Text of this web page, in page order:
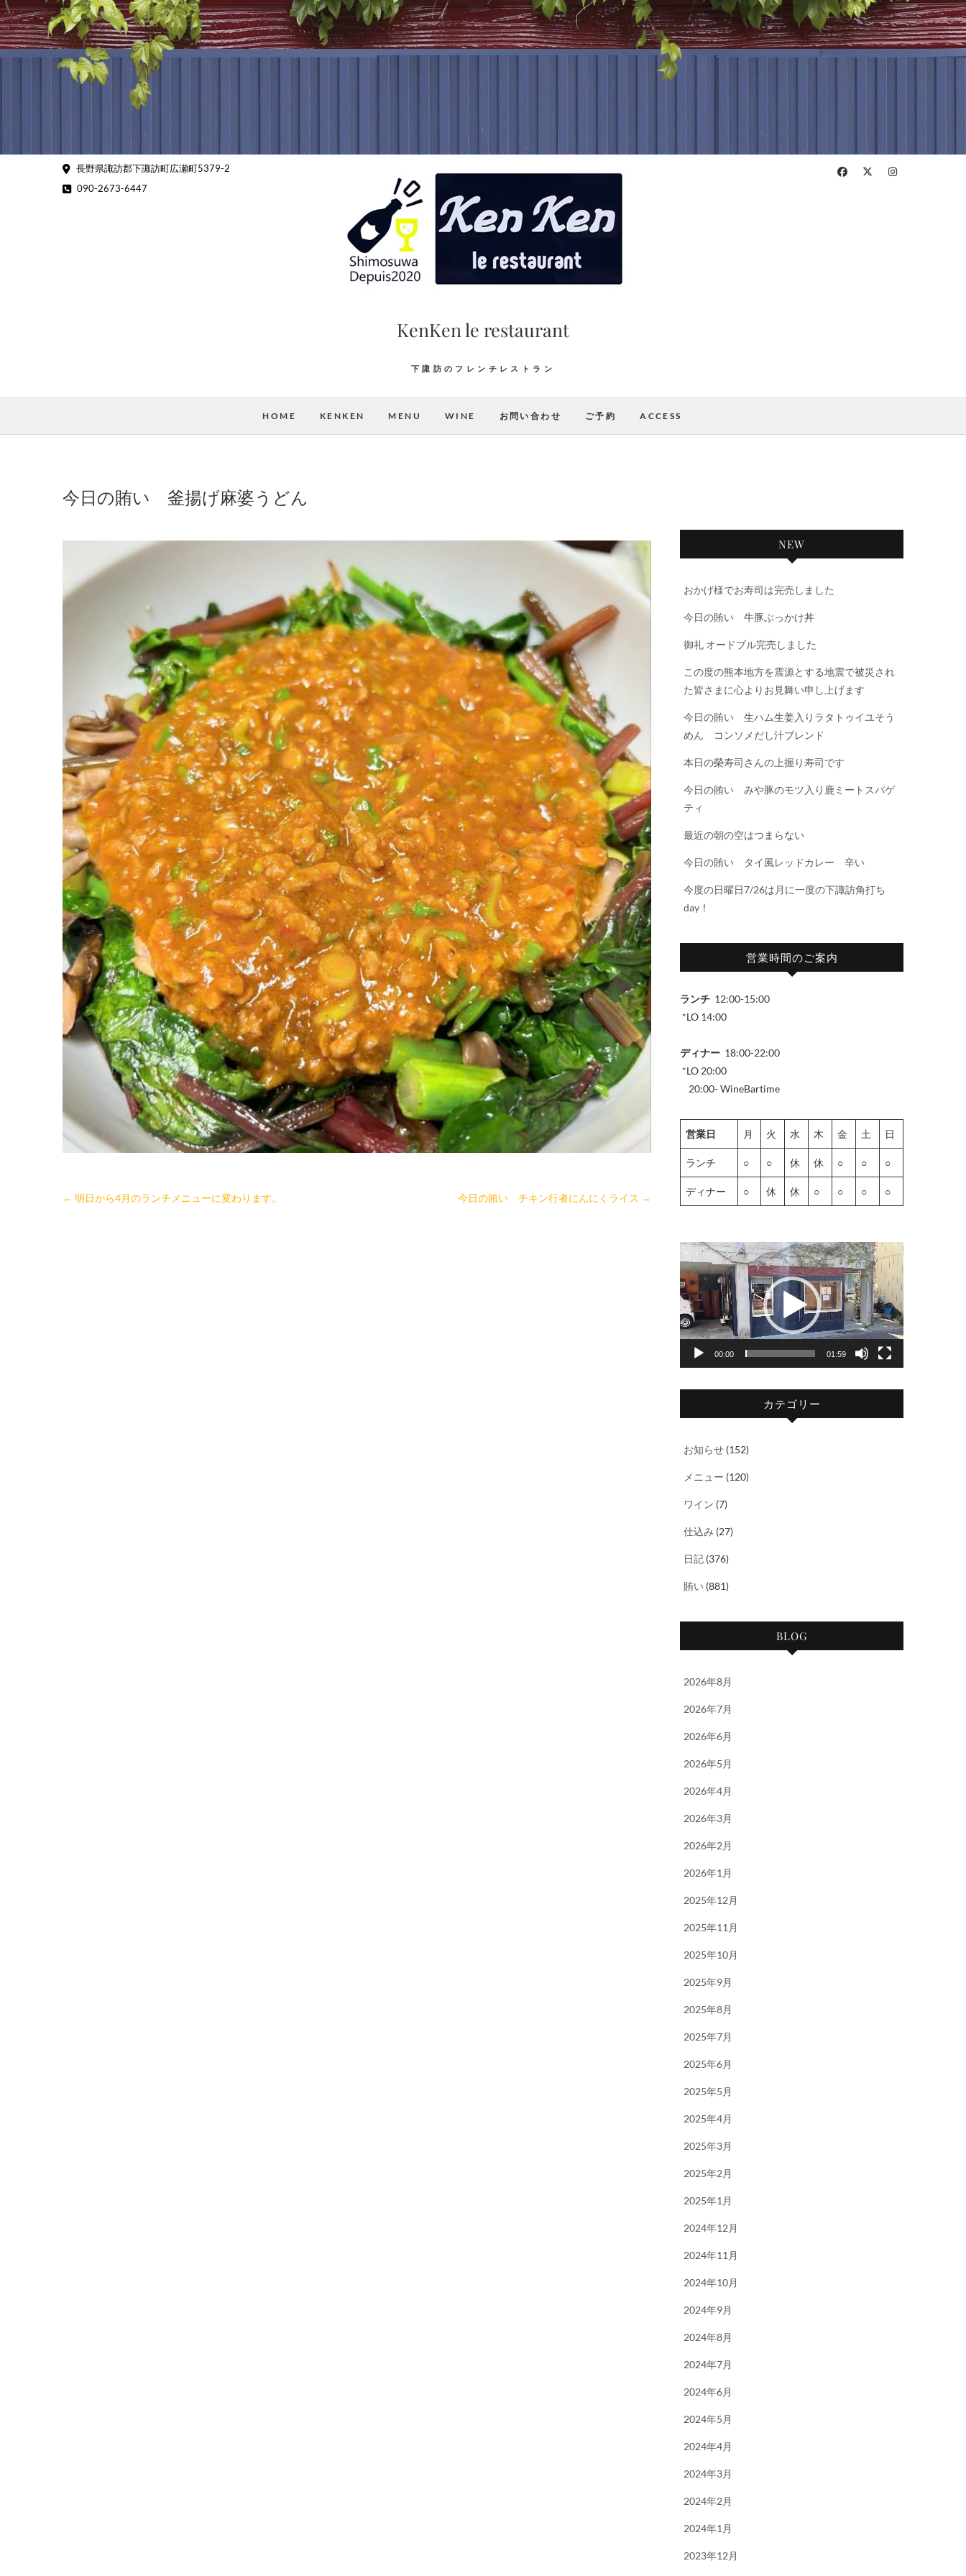
Skip
to
content
長野県諏訪郡下諏訪町広瀬町5379-2
090-2673-6447
KenKen le restaurant
下諏訪のフレンチレストラン
HOME KENKEN MENU WINE お問い合わせ ご予約 ACCESS
今日の賄い 釜揚げ麻婆うどん
← 明日から4月のランチメニューに変わります。 今日の賄い チキン行者にんにくライス →
NEW
おかげ様でお寿司は完売しました
今日の賄い 牛豚ぶっかけ丼
御礼 オードブル完売しました
この度の熊本地方を震源とする地震で被災され
た皆さまに心よりお見舞い申し上げます
今日の賄い 生ハム生姜入りラタトゥイユそう
めん コンソメだし汁ブレンド
本日の榮寿司さんの上握り寿司です
今日の賄い みや豚のモツ入り鹿ミートスパゲ
ティ
最近の朝の空はつまらない
今日の賄い タイ風レッドカレー 辛い
今度の日曜日7/26は月に一度の下諏訪角打ち
day！
営業時間のご案内
ランチ 12:00-15:00
*LO 14:00
ディナー 18:00-22:00
*LO 20:00
20:00- WineBartime
営業日 月 火 水 木 金 土 日
ランチ ○ ○ 休 休 ○ ○ ○
ディナー ○ 休 休 ○ ○ ○ ○
動
画
プ
レ
ー
ヤ
00:00 01:59
カテゴリー
お知らせ (152)
メニュー (120)
ワイン (7)
仕込み (27)
日記 (376)
賄い (881)
BLOG
2026年8月
2026年7月
2026年6月
2026年5月
2026年4月
2026年3月
2026年2月
2026年1月
2025年12月
2025年11月
2025年10月
2025年9月
2025年8月
2025年7月
2025年6月
2025年5月
2025年4月
2025年3月
2025年2月
2025年1月
2024年12月
2024年11月
2024年10月
2024年9月
2024年8月
2024年7月
2024年6月
2024年5月
2024年4月
2024年3月
2024年2月
2024年1月
2023年12月